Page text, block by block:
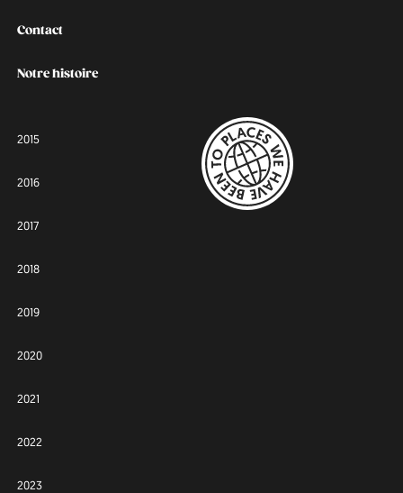
Contact
Notre histoire
2015
2016
2017
2018
2019
2020
2021
2022
2023